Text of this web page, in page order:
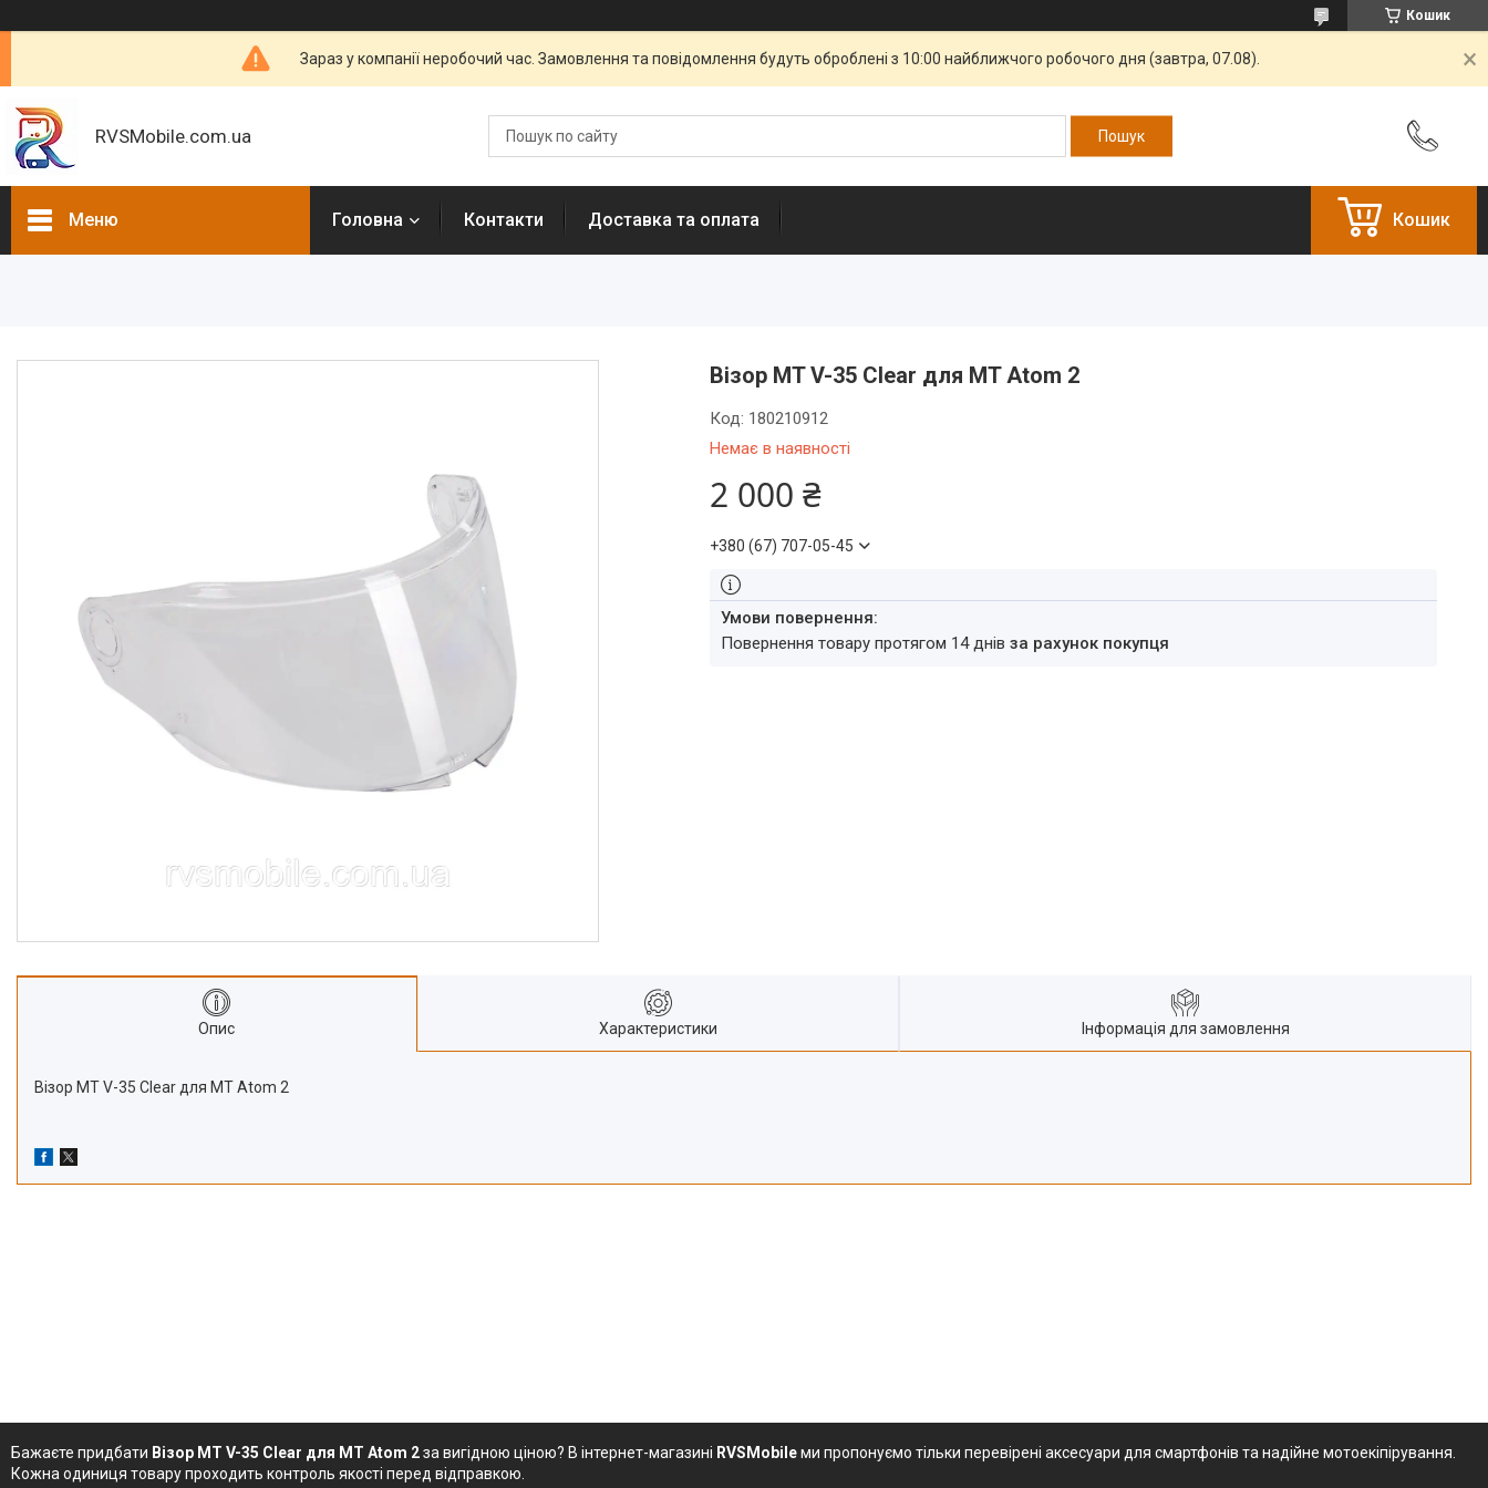
Кошик
Зараз у компанії неробочий час. Замовлення та повідомлення будуть оброблені з 10:00 найближчого робочого дня (завтра, 07.08).
RVSMobile.com.ua
Меню Головна Контакти Доставка та оплата Кошик
Візор MT V-35 Clear для MT Atom 2
Немає в наявності
Код: 180210912
2 000 ₴
+380 (67) 707-05-45
повернення товару протягом 14 днівза рахунок покупця
Опис Характеристики Інформація для замовлення
Візор MT V-35 Clear для MT Atom 2
Бажаєте придбати Візор MT V-35 Clear для MT Atom 2за вигідною ціною? В інтернет-магазині RVSMobileми пропонуємо тільки перевірені аксесуари для смартфонів та надійне мотоекіпірування.
Кожна одиниця товару проходить контроль якості перед відправкою.